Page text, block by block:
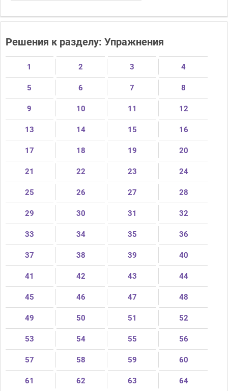
Решения к разделу: Упражнения
1 2 3 4
5 6 7 8
9 10 11 12
13 14 15 16
17 18 19 20
21 22 23 24
25 26 27 28
29 30 31 32
33 34 35 36
37 38 39 40
41 42 43 44
45 46 47 48
49 50 51 52
53 54 55 56
57 58 59 60
61 62 63 64